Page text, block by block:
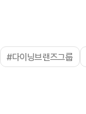
#다이닝브랜즈그룹